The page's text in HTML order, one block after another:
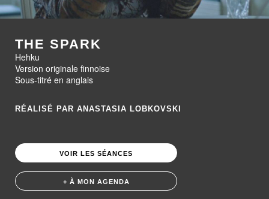
THE SPARK
Hehku
Version originale finnoise
Sous-titré en anglais
RÉALISÉ PAR ANASTASIA LOBKOVSKI
VOIR LES SÉANCES
+ À MON AGENDA